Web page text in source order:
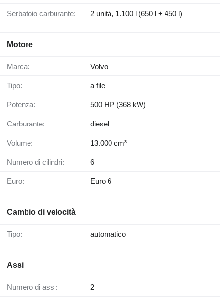
Serbatoio carburante: 2 unità, 1.100 l (650 l + 450 l)
Motore
Marca: Volvo
Tipo: a file
Potenza: 500 HP (368 kW)
Carburante: diesel
Volume: 13.000 cm³
Numero di cilindri: 6
Euro: Euro 6
Cambio di velocità
Tipo: automatico
Assi
Numero di assi: 2